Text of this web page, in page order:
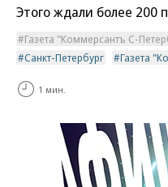
Этого ждали более 200
Газета "Коммерсантъ С-
Санкт-Петербург
Газета
1 мин.